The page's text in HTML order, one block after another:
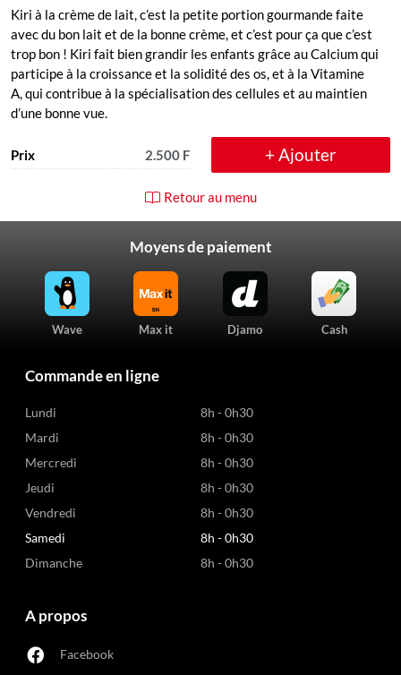
Kiri à la crème de lait, c’est la petite portion gourmande faite
avec du bon lait et de la bonne crème, et c’est pour ça que c’est
trop bon ! Kiri fait bien grandir les enfants grâce au Calcium qui
participe à la croissance et la solidité des os, et à la Vitamine
A, qui contribue à la spécialisation des cellules et au maintien
d’une bonne vue.
Prix 2.500 F + Ajouter
Retour au menu
Moyens de paiement
Wave Max it Djamo Cash
Commande en ligne
Lundi
8h - 0h30
Mardi
8h - 0h30
Mercredi
8h - 0h30
Jeudi
8h - 0h30
Vendredi
8h - 0h30
Samedi
8h - 0h30
Dimanche
8h - 0h30
A propos
Facebook